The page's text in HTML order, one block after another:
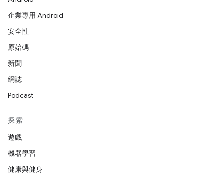
企業專用 Android
安全性
原始碼
新聞
網誌
Podcast
探索
遊戲
機器學習
健康與健身